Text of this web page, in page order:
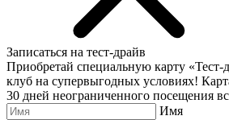
Записаться на тест-драйв
Приобретай специальную карту «Тест-
клуб на супервыгодных условиях!
30 дней неограниченного посещения
Имя